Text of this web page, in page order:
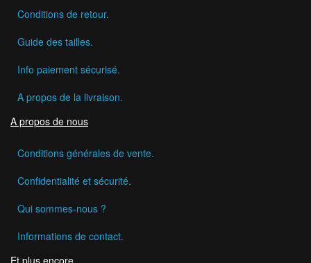
Conditions de retour.
Guide des tailles.
Info paiement sécurisé.
A propos de la livraison.
A propos de nous
Conditions générales de vente.
Confidentialité et sécurité.
Qui sommes-nous ?
Informations de contact.
Et plus encore